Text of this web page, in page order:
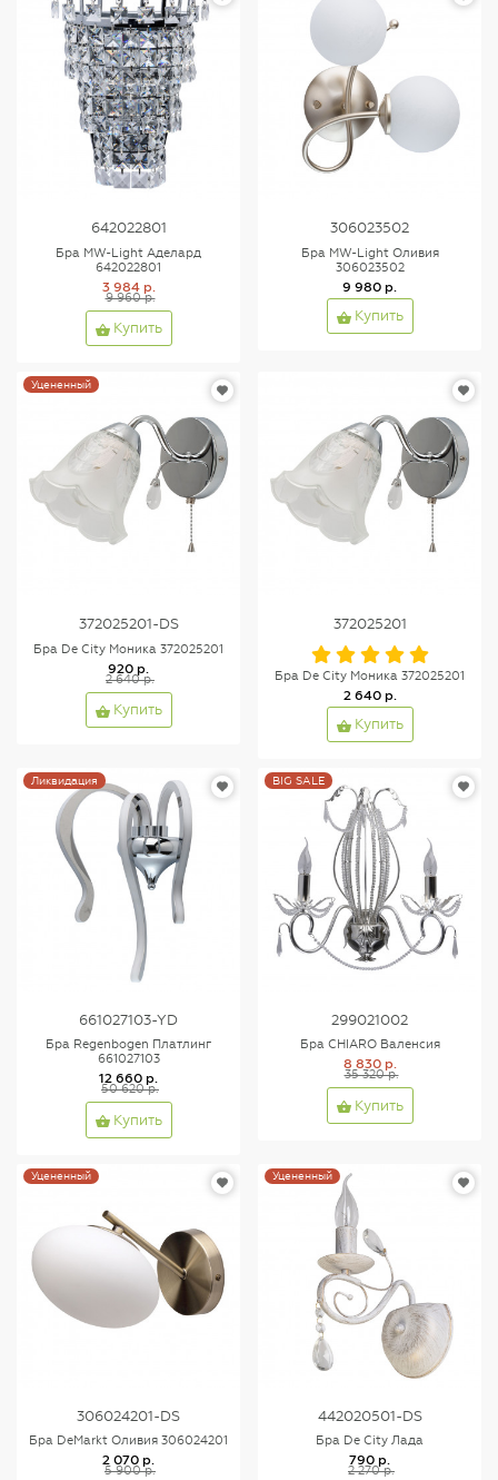
642022801
Бра MW-Light Аделард
642022801
3 984 р.
9 960 р.
Купить
306023502
Бра MW-Light Оливия
306023502
9 980 р.
Купить
Уцененный
372025201-DS
Бра De City Моника 372025201
920 р.
2 640 р.
Купить
372025201
Бра De City Моника 372025201
2 640 р.
Купить
Ликвидация
661027103-YD
Бра Regenbogen Платлинг
661027103
12 660 р.
50 620 р.
Купить
BIG SALE
299021002
Бра CHIARO Валенсия
8 830 р.
35 320 р.
Купить
Уцененный
306024201-DS
Бра DeMarkt Оливия 306024201
2 070 р.
5 900 р.
Уцененный
442020501-DS
Бра De City Лада
790 р.
2 270 р.